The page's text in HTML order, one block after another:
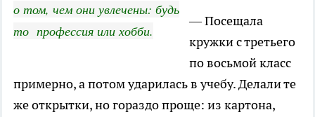
о том, чем они увлечены: будь
то профессия или хобби.
— Посещала
кружки с третьего
по восьмой класс
примерно, а потом ударилась в учебу. Делали те
же открытки, но гораздо проще: из картона,